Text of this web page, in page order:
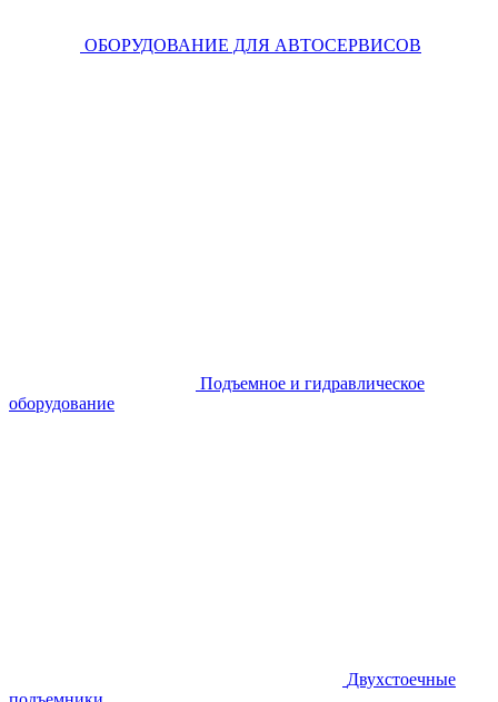
ОБОРУДОВАНИЕ ДЛЯ АВТОСЕРВИСОВ
Подъемное и гидравлическое
оборудование
Двухстоечные